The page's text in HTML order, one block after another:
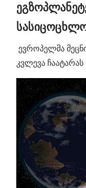
ევროპელმა
კვლევა